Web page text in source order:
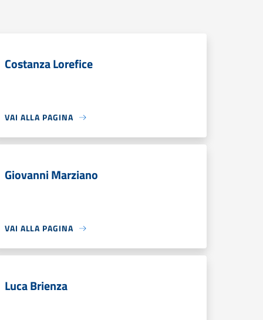
Costanza Lorefice
VAI ALLA PAGINA
Giovanni Marziano
VAI ALLA PAGINA
Luca Brienza